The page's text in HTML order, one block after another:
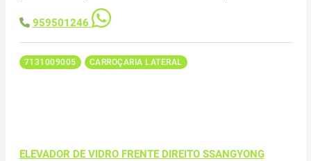
959501246
7131009005 CARROÇARIA LATERAL
ELEVADOR DE VIDRO FRENTE DIREITO SSANGYONG